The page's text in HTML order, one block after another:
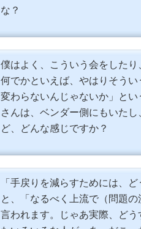
な？
僕はよく、こういう会をしたり
何でかといえば、やはりそうい
変わらないんじゃないか」と
さんは、ベンダー側にもいた
ど、どんな感じですか？
「手戻りを減らすためには、
と、「なるべく上流で（問題
言われます。じゃあ実際、ど